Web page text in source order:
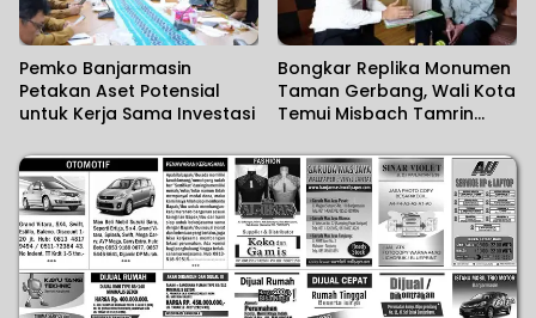
Pemko Banjarmasin
Petakan Aset Potensial
untuk Kerja Sama Investasi
Bongkar Replika Monumen
Taman Gerbang, Wali Kota
Temui Misbach Tamrin
Maaf